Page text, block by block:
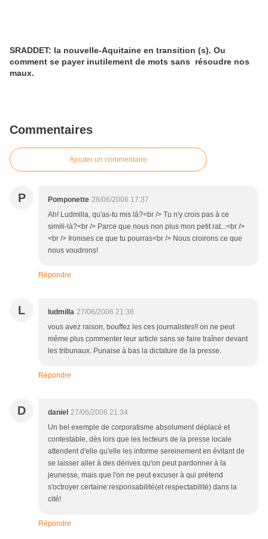
SRADDET: la nouvelle-Aquitaine en transition (s). Ou
comment se payer inutilement de mots sans résoudre nos
maux.
Commentaires
Ajouter un commentaire
P Pomponette 28/06/2006 17:37
Ah! Ludmilla, qu'as-tu mis là?<br /> Tu n'y crois pas à ce
simili-là?<br /> Parce que nous non plus mon petit rat...<br />
<br /> Ironises ce que tu pourras<br /> Nous croirons ce que
nous voudrons!
Répondre
L ludmilla 27/06/2006 21:36
vous avez raison, bouffez les ces journalistes!! on ne peut
même plus commenter leur article sans se faire traîner devant
les tribunaux. Punaise à bas la dictature de la presse.
Répondre
D daniel 27/06/2006 21:34
Un bel exemple de corporatisme absolument déplacé et
contestable, dès lors que les lecteurs de la presse locale
attendent d'elle qu'elle les informe sereinement en évitant de
se laisser aller à des dérives qu'on peut pardonner à la
jeunesse, mais que l'on ne peut excuser à qui prétend
s'octroyer certaine responsabilité(et respectabilité) dans la
cité!
Répondre